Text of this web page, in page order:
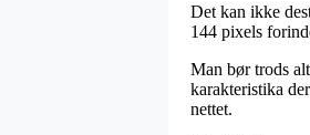
Det kan ikke
144 pixels
Man bør trods
karakteristika
nettet.